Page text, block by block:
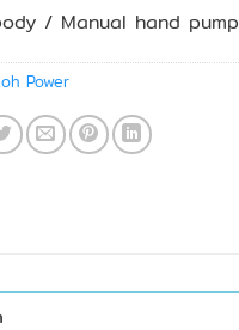
/ Manual hand pump
Power